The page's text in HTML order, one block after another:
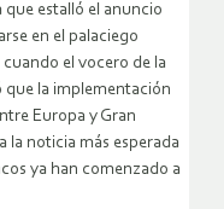
estalló el anuncio
en el palaciego
el vocero de la
que la implementación
Europa y Gran
la noticia más esperada
ya han comenzado a